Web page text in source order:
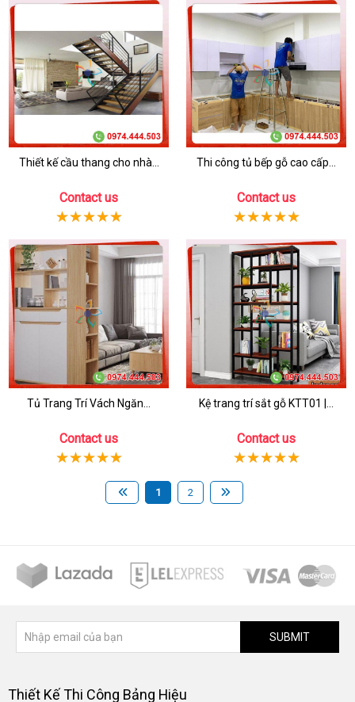
Thiết kế cầu thang cho nhà...
Contact us
Thi công tủ bếp gỗ cao cấp...
Contact us
Tủ Trang Trí Vách Ngăn...
Contact us
Kệ trang trí sắt gỗ KTT01 |...
Contact us
1 2
SUBMIT
Thiết Kế Thi Công Bảng Hiệu